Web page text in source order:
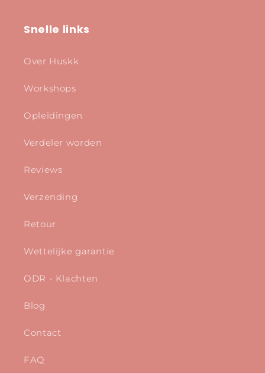
Snelle links
Over Huskk
Workshops
Opleidingen
Verdeler worden
Reviews
Verzending
Retour
Wettelijke garantie
ODR - Klachten
Blog
Contact
FAQ